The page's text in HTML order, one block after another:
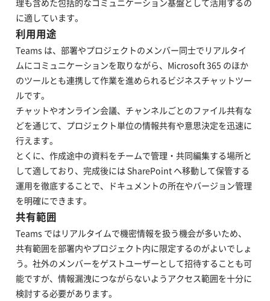
理も含めた包括的なコミュニケーション基盤として活用するの
に適しています。
利用用途
Teams は、部署やプロジェクトのメンバー同士でリアルタイ
ムにコミュニケーションを取りながら、Microsoft 365 のほか
のツールとも連携して作業を進められるビジネスチャットツー
ルです。
チャットやオンライン会議、チャンネルごとのファイル共有な
どを通じて、プロジェクト単位の情報共有や意思決定を迅速に
行えます。
とくに、作成途中の資料をチームで管理・共同編集する場所と
して適しており、完成後には SharePoint へ移動して保管する
運用を徹底することで、ドキュメントの所在やバージョン管理
を明確にできます。
共有範囲
Teams ではリアルタイムで機密情報を扱う機会が多いため、
共有範囲を部署内やプロジェクト内に限定するのがよいでしょ
う。社外のメンバーをゲストユーザーとして招待することも可
能ですが、情報漏洩につながらないようアクセス範囲を十分に
検討する必要があります。